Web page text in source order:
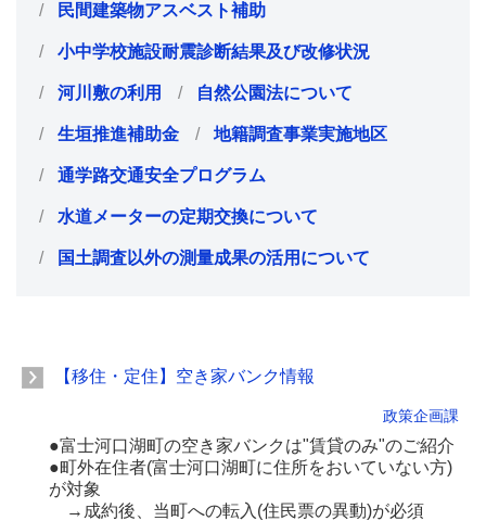
民間建築物アスベスト補助
小中学校施設耐震診断結果及び改修状況
河川敷の利用 自然公園法について
生垣推進補助金 地籍調査事業実施地区
通学路交通安全プログラム
水道メーターの定期交換について
国土調査以外の測量成果の活用について
【移住・定住】空き家バンク情報
政策企画課
●富士河口湖町の空き家バンクは"賃貸のみ"のご紹介
●町外在住者(富士河口湖町に住所をおいていない方)
が対象
→成約後、当町への転入(住民票の異動)が必須